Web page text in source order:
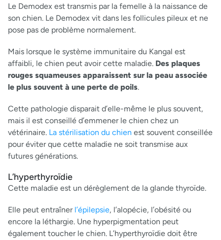
Le Demodex est transmis par la femelle à la naissance de
son chien. Le Demodex vit dans les follicules pileux et ne
pose pas de problème normalement.
Mais lorsque le système immunitaire du Kangal est
affaibli, le chien peut avoir cette maladie. Des plaques
rouges squameuses apparaissent sur la peau associée
le plus souvent à une perte de poils.
Cette pathologie disparait d’elle-même le plus souvent,
mais il est conseillé d’emmener le chien chez un
vétérinaire. La stérilisation du chien est souvent conseillée
pour éviter que cette maladie ne soit transmise aux
futures générations.
L’hyperthyroïdie
Cette maladie est un dérèglement de la glande thyroïde.
Elle peut entraîner l’épilepsie, l’alopécie, l’obésité ou
encore la léthargie. Une hyperpigmentation peut
également toucher le chien. L’hyperthyroïdie doit être